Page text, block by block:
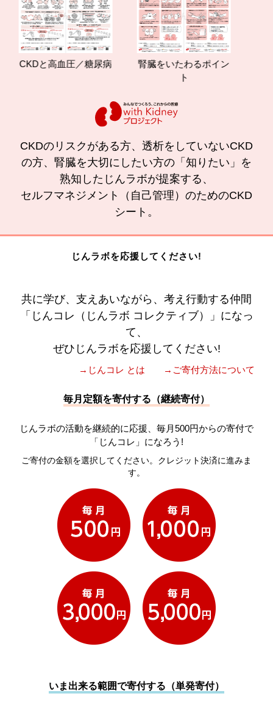
CKDと高血圧／糖尿病
腎臓をいたわるポイン
CKDのリスクがある方、透析をしていないCKD
の方、腎臓を大切にしたい方の「知りたい」を
熟知したじんラボが提案する、
セルフマネジメント（自己管理）のためのCKD
シート。
じんラボを応援してください!
共に学び、支えあいながら、考え行動する仲間
「じんコレ（じんラボ コレクティブ）」になっ
て、
ぜひじんラボを応援してください!
→じんコレ とは →ご寄付方法について
毎月定額を寄付する（継続寄付）
じんラボの活動を継続的に応援、毎月500円からの寄付で
「じんコレ」になろう!
ご寄付の金額を選択してください。クレジット決済に進みま
す。
いま出来る範囲で寄付する（単発寄付）